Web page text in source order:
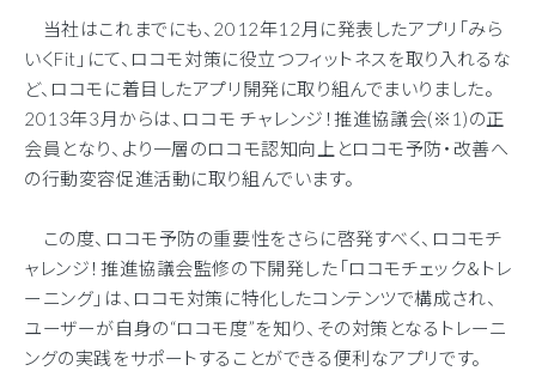
当社はこれまでにも、2012年12月に発表したアプリ「みら
いくFit」にて、ロコモ対策に役立つフィットネスを取り入れるな
ど、ロコモに着目したアプリ開発に取り組んでまいりました。
2013年3月からは、ロコモ チャレンジ！推進協議会(※1)の正
会員となり、より一層のロコモ認知向上とロコモ予防・改善へ
の行動変容促進活動に取り組んでいます。
この度、ロコモ予防の重要性をさらに啓発すべく、ロコモチ
ャレンジ！推進協議会監修の下開発した「ロコモチェック＆トレ
ーニング」は、ロコモ対策に特化したコンテンツで構成され、
ユーザーが自身の“ロコモ度”を知り、その対策となるトレーニ
ングの実践をサポートすることができる便利なアプリです。